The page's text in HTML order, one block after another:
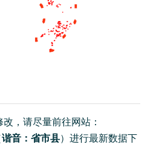
，请尽量前往网站：
谐音：省市县）进行最新数据下